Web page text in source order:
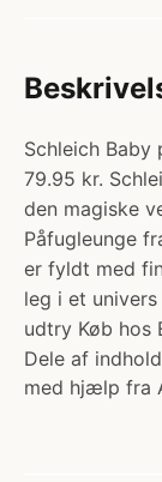
Schleich Baby
79.95 kr.
den magiske
Påfugleunge
er fyldt med
leg i et
udtry Køb hos
Dele af
med hjælp fra